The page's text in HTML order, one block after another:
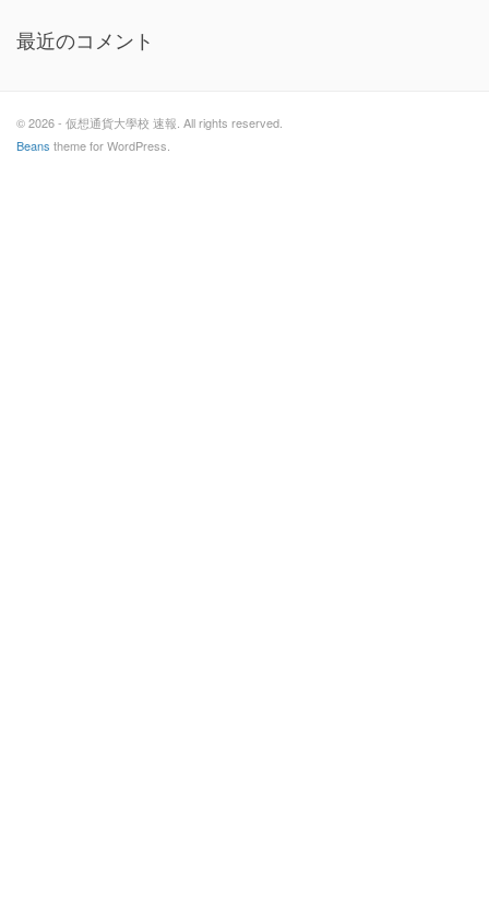
最近のコメント
© 2026 - 仮想通貨大學校 速報. All rights reserved.
Beans theme for WordPress.